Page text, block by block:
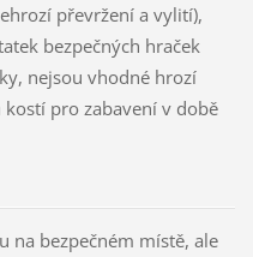
převržení a vylití),
bezpečných hraček
nejsou vhodné hrozí
pro zabavení v době
na bezpečném místě, ale